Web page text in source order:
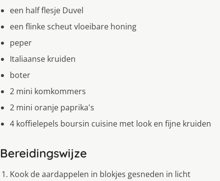
een half flesje Duvel
een flinke scheut vloeibare honing
peper
Italiaanse kruiden
boter
2 mini komkommers
2 mini oranje paprika's
4 koffielepels boursin cuisine met look en fijne kruiden
Bereidingswijze
Kook de aardappelen in blokjes gesneden in licht